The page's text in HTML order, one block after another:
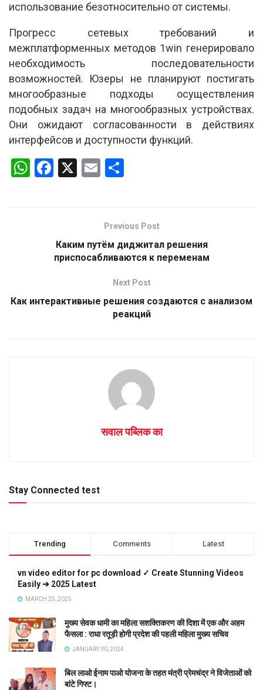
использование безотносительно от системы.
Прогресс сетевых требований и
межплатформенных методов 1win генерировало
необходимость последовательности
возможностей. Юзеры не планируют постигать
многообразные подходы осуществления
подобных задач на многообразных устройствах.
Они ожидают согласованности в действиях
интерфейсов и доступности функций.
W
F
o
o
X
E
e
Previous Post
Каким путём диджитал решения
приспосабливаются к переменам
Next Post
Как интерактивные решения создаются с анализом
реакций
सवाल पब्लिक का
Stay Connected test
Trending Comments Latest
vn video editor for pc download ✓ Create Stunning Videos
Easily ➔ 2025 Latest
MARCH 25, 2025
मुख्य सेवक धामी का महिला सशक्तिकरण की दिशा में एक और अहम
फैसला : राधा रतूड़ी होगी प्रदेश की पहली महिला मुख्य सचिव
JANUARY 30, 2024
बिल लाओ ईनाम पाओ योजना के तहत मंत्री प्रेमचंद्र ने विजेताओं को
बांटे गिफ्ट।